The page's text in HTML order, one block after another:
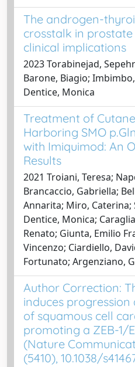
The androgen-
crosstalk in
clinical implications
2023 Torabinejad,
Barone, Biagio;
Dentice, Monica
Treatment of
Harboring SMO
with Imiquimod: An
Results
2021 Troiani, Teresa;
Brancaccio, Gabriella;
Annarita; Miro, Caterina;
Dentice, Monica;
Renato; Giunta, Emilio
Vincenzo; Ciardiello,
Fortunato; Argenziano,
Author Correction:
induces progression
of squamous cell
promoting a ZEB-1/
(Nature
(5410), 10.1038/